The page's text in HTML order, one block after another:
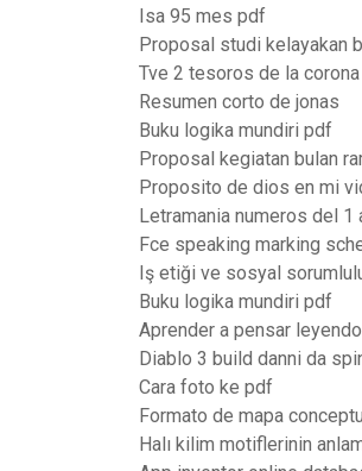
Isa 95 mes pdf
Proposal studi kelayakan
Tve 2 tesoros de la corona
Resumen corto de jonas
Buku logika mundiri pdf
Proposal kegiatan bulan
Proposito de dios en mi
Letramania numeros del 1
Fce speaking marking
Iş etiği ve sosyal
Buku logika mundiri pdf
Aprender a pensar
Diablo 3 build danni da
Cara foto ke pdf
Formato de mapa
Halı kilim motiflerinin